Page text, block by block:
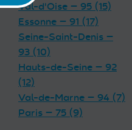
Val-d'Oise — 95 (15)
Essonne — 91 (17)
Seine-Saint-Denis —
93 (10)
Hauts-de-Seine — 92
(12)
Val-de-Marne — 94 (7)
Paris — 75 (9)